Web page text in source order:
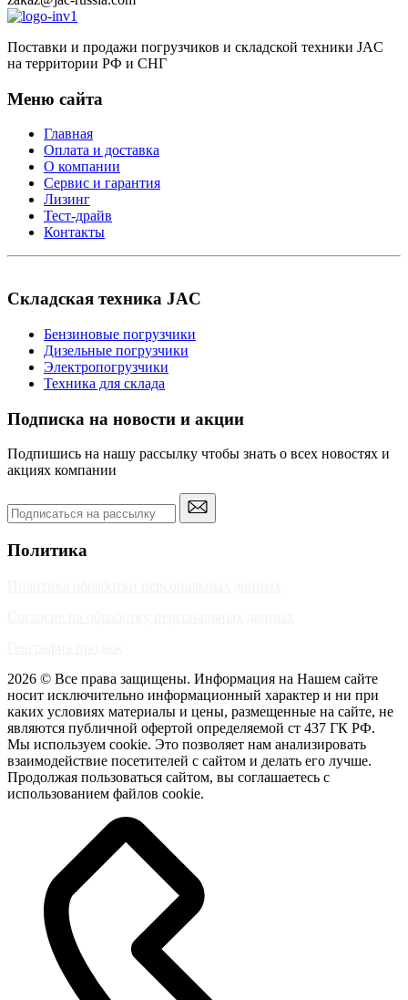
Поставки и продажи погрузчиков и складской техники JAC
на территории РФ и СНГ
Меню сайта
Главная
Оплата и доставка
О компании
Сервис и гарантия
Лизинг
Тест-драйв
Контакты
Складская техника JAC
Бензиновые погрузчики
Дизельные погрузчики
Электропогрузчики
Техника для склада
Подписка на новости и акции
Подпишись на нашу рассылку чтобы знать о всех новостях и
акциях компании
Политика
2026 © Все права защищены. Информация на Нашем сайте
носит исключительно информационный характер и ни при
каких условиях материалы и цены, размещенные на сайте, не
являются публичной офертой определяемой ст 437 ГК РФ.
Мы используем cookie. Это позволяет нам анализировать
взаимодействие посетителей с сайтом и делать его лучше.
Продолжая пользоваться сайтом, вы соглашаетесь с
использованием файлов cookie.